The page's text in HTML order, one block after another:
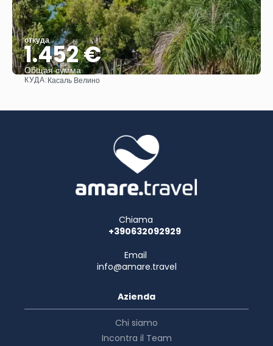
откуда
1.452 €
Общая сумма
КУДА:Касаль Велино
Chiama
+390632092929
Email
info@amare.travel
Azienda
Chi siamo
Incontra il Team